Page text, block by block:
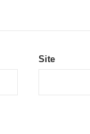
Site